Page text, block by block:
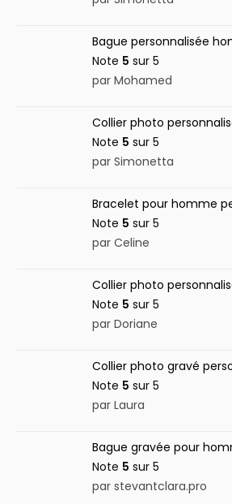
Bague personnalisée
Note 5 sur 5
par Mohamed
Collier photo
Note 5 sur 5
par Simonetta
Bracelet pour homme
Note 5 sur 5
par Celine
Collier photo
Note 5 sur 5
par Doriane
Collier photo gravé
Note 5 sur 5
par Laura
Bague gravée pour
Note 5 sur 5
par stevantclara.pro